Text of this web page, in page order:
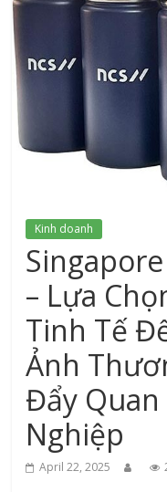
xứ
Thanh
Kinh doanh
– Lựa
Tinh Tế
Ảnh
Đẩy Quan
Nghiệp
April 22, 2025